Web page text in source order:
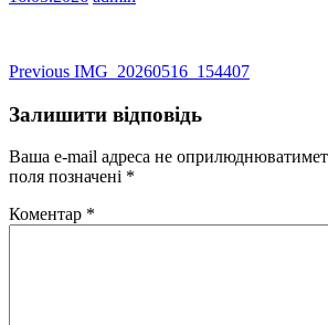
Навігація
записів
Previous Previous
IMG_20260516_154407
Залишити відповідь
Ваша e-mail адреса не
поля позначені *
Коментар *